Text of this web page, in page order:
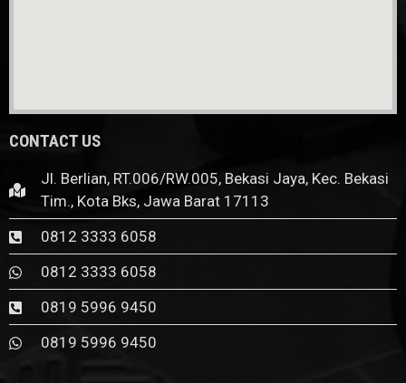
CONTACT US
Jl. Berlian, RT.006/RW.005, Bekasi Jaya, Kec. Bekasi
Tim., Kota Bks, Jawa Barat 17113
0812 3333 6058
0812 3333 6058
0819 5996 9450
0819 5996 9450